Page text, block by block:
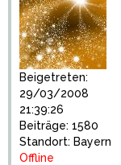
Beigetreten:
29/03/2008
21:39:26
Beiträge: 1580
Standort: Bayern
Offline